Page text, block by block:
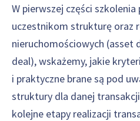
W pierwszej części
uczestnikom strukturę oraz
nieruchomościowych (asset
deal), wskażemy, jakie
i praktyczne brane są pod
struktury dla danej
kolejne etapy realizacji